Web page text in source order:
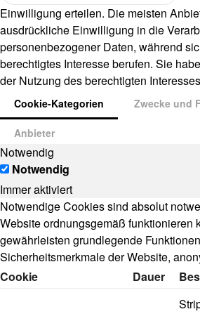
Einwilligung erteilen. Die meisten
ausdrückliche Einwilligung in die
personenbezogener Daten, während
berechtigtes Interesse berufen. Sie
der Nutzung des berechtigten
Cookie-Kategorien Zwecke und
Anbieter
Notwendig
Notwendig
Immer aktiviert
Notwendige Cookies sind absolut
Website ordnungsgemäß funktionieren
gewährleisten grundlegende
Sicherheitsmerkmale der Website,
Cookie
Dauer